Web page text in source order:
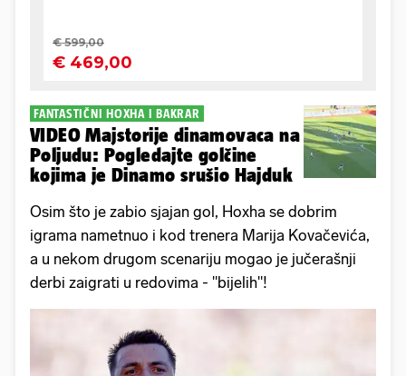
FANTASTIČNI HOXHA I BAKRAR
VIDEO Majstorije dinamovaca na
Poljudu: Pogledajte golčine
kojima je Dinamo srušio Hajduk
Osim što je zabio sjajan gol, Hoxha se dobrim
igrama nametnuo i kod trenera Marija Kovačevića,
a u nekom drugom scenariju mogao je jučerašnji
derbi zaigrati u redovima - "bijelih"!